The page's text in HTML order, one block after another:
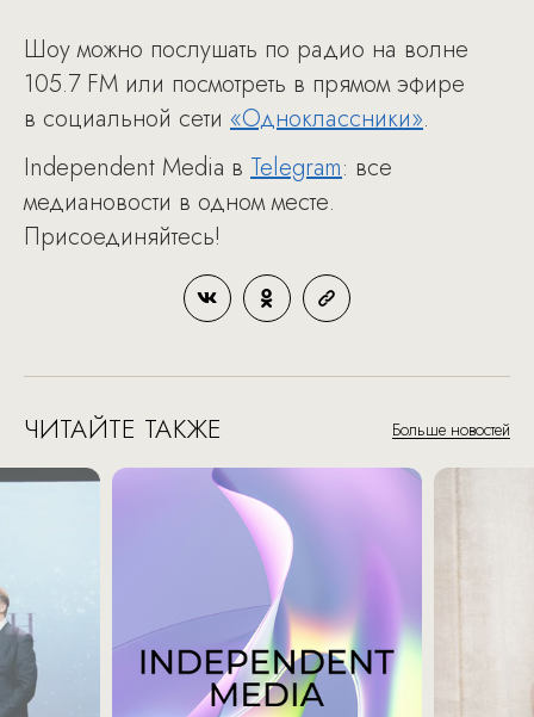
Шоу можно послушать по радио на волне
105.7 FM или посмотреть в прямом эфире
в социальной сети «Одноклассники».
Independent Media в Telegram: все
медиановости в одном месте.
Присоединяйтесь!
ЧИТАЙТЕ ТАКЖЕ Больше новостей